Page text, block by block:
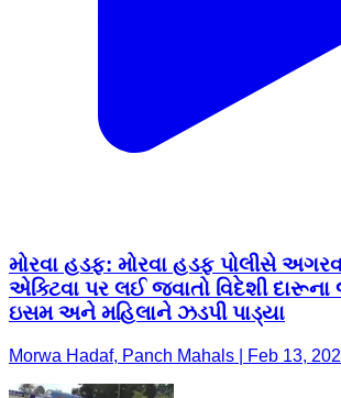
મોરવા હડફ: મોરવા હડફ પોલીસે
એક્ટિવા પર લઈ જવાતો વિદેશી
ઇસમ અને મહિલાને ઝડપી પાડ્યા
Morwa Hadaf, Panch Mahals | Feb 13,